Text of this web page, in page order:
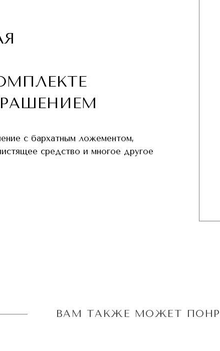
с бархатным ложементом,
средство и многое другое
ВАМ ТАКЖЕ МОЖЕТ